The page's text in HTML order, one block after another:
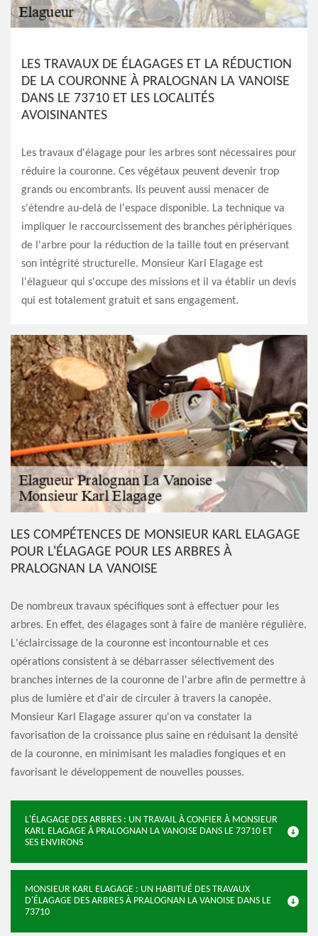
LES TRAVAUX DE ÉLAGAGES ET LA RÉDUCTION
DE LA COURONNE À PRALOGNAN LA VANOISE
DANS LE 73710 ET LES LOCALITÉS
AVOISINANTES
Les travaux d'élagage pour les arbres sont nécessaires pour
réduire la couronne. Ces végétaux peuvent devenir trop
grands ou encombrants. Ils peuvent aussi menacer de
s'étendre au-delà de l'espace disponible. La technique va
impliquer le raccourcissement des branches périphériques
de l'arbre pour la réduction de la taille tout en préservant
son intégrité structurelle. Monsieur Karl Elagage est
l'élagueur qui s'occupe des missions et il va établir un devis
qui est totalement gratuit et sans engagement.
LES COMPÉTENCES DE MONSIEUR KARL ELAGAGE
POUR L'ÉLAGAGE POUR LES ARBRES À
PRALOGNAN LA VANOISE
De nombreux travaux spécifiques sont à effectuer pour les
arbres. En effet, des élagages sont à faire de manière régulière.
L'éclaircissage de la couronne est incontournable et ces
opérations consistent à se débarrasser sélectivement des
branches internes de la couronne de l'arbre afin de permettre à
plus de lumière et d'air de circuler à travers la canopée.
Monsieur Karl Elagage assurer qu'on va constater la
favorisation de la croissance plus saine en réduisant la densité
de la couronne, en minimisant les maladies fongiques et en
favorisant le développement de nouvelles pousses.
L'ÉLAGAGE DES ARBRES : UN TRAVAIL À CONFIER À MONSIEUR
KARL ELAGAGE À PRALOGNAN LA VANOISE DANS LE 73710 ET
SES ENVIRONS
MONSIEUR KARL ELAGAGE : UN HABITUÉ DES TRAVAUX
D'ÉLAGAGE DES ARBRES À PRALOGNAN LA VANOISE DANS LE
73710